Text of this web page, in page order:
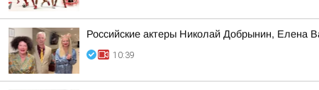
Российские актеры Николай Добрынин, Елена
10:39